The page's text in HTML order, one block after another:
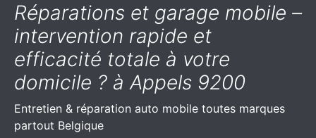
Réparations et garage mobile –
intervention rapide et
efficacité totale à votre
domicile ? à Appels 9200
Entretien & réparation auto mobile toutes marques
partout Belgique